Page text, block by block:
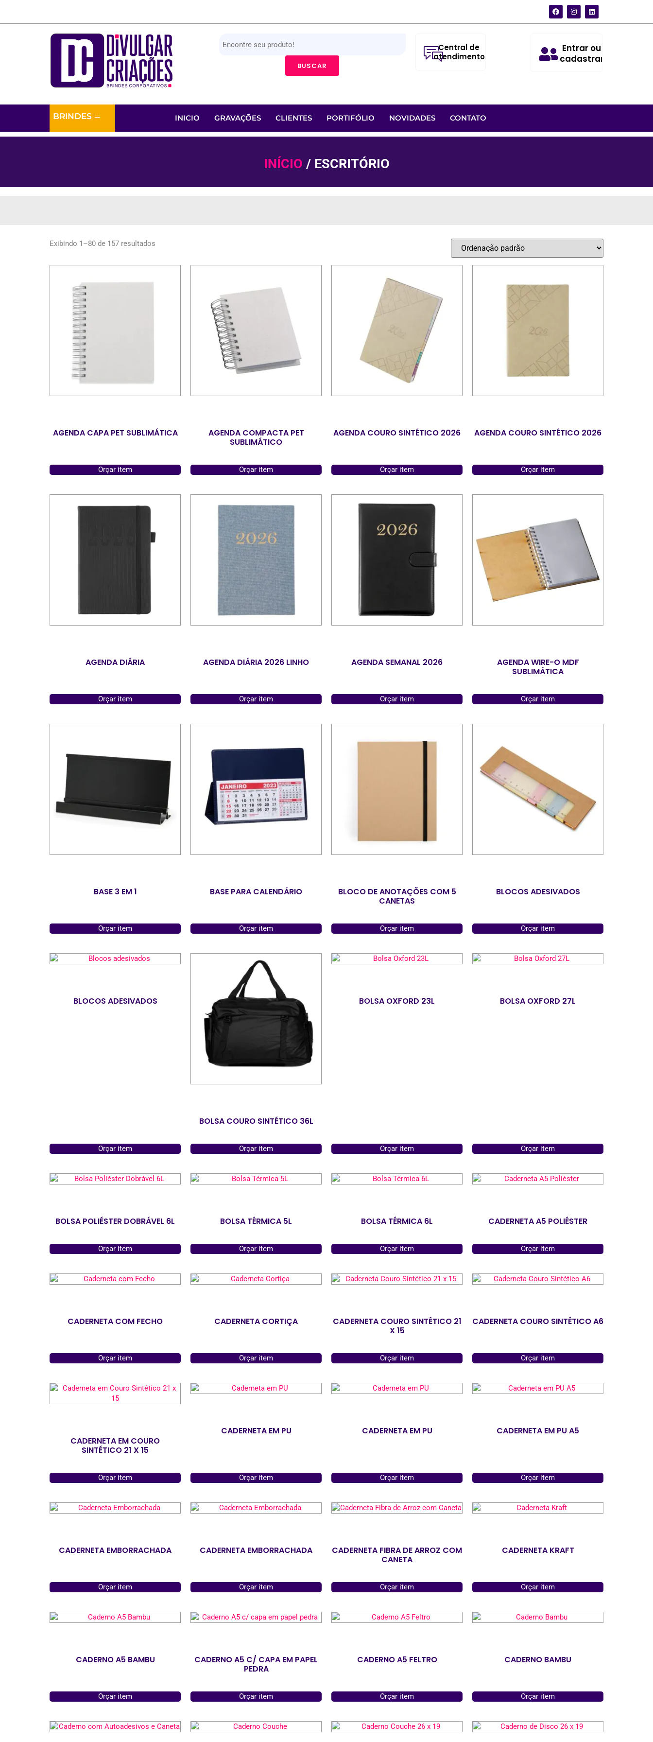
BUSCAR
Central de
atendimento
Entrar ou
cadastrar
BRINDES INICIO GRAVAÇÕES CLIENTES PORTIFÓLIO NOVIDADES CONTATO
INÍCIO / ESCRITÓRIO
Exibindo 1–80 de 157 resultados
AGENDA CAPA PET SUBLIMÁTICA
Orçar item
AGENDA COMPACTA PET
SUBLIMÁTICO
Orçar item
AGENDA COURO SINTÉTICO 2026
Orçar item
AGENDA COURO SINTÉTICO 2026
Orçar item
AGENDA DIÁRIA
Orçar item
AGENDA DIÁRIA 2026 LINHO
Orçar item
AGENDA SEMANAL 2026
Orçar item
AGENDA WIRE-O MDF
SUBLIMÁTICA
Orçar item
BASE 3 EM 1
Orçar item
BASE PARA CALENDÁRIO
Orçar item
BLOCO DE ANOTAÇÕES COM 5
CANETAS
Orçar item
BLOCOS ADESIVADOS
Orçar item
BLOCOS ADESIVADOS
Orçar item
BOLSA COURO SINTÉTICO 36L
Orçar item
BOLSA OXFORD 23L
Orçar item
BOLSA OXFORD 27L
Orçar item
BOLSA POLIÉSTER DOBRÁVEL 6L
Orçar item
BOLSA TÉRMICA 5L
Orçar item
BOLSA TÉRMICA 6L
Orçar item
CADERNETA A5 POLIÉSTER
Orçar item
CADERNETA COM FECHO
Orçar item
CADERNETA CORTIÇA
Orçar item
CADERNETA COURO SINTÉTICO 21
X 15
Orçar item
CADERNETA COURO SINTÉTICO A6
Orçar item
CADERNETA EM COURO
SINTÉTICO 21 X 15
Orçar item
CADERNETA EM PU
Orçar item
CADERNETA EM PU
Orçar item
CADERNETA EM PU A5
Orçar item
CADERNETA EMBORRACHADA
Orçar item
CADERNETA EMBORRACHADA
Orçar item
CADERNETA FIBRA DE ARROZ COM
CANETA
Orçar item
CADERNETA KRAFT
Orçar item
CADERNO A5 BAMBU
Orçar item
CADERNO A5 C/ CAPA EM PAPEL
PEDRA
Orçar item
CADERNO A5 FELTRO
Orçar item
CADERNO BAMBU
Orçar item